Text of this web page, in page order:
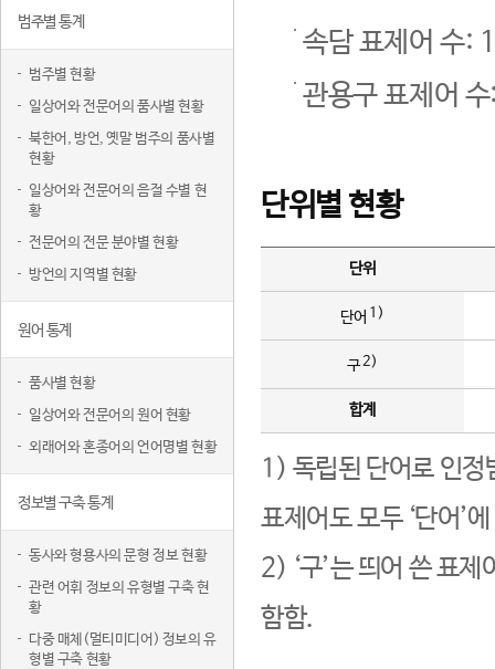
범주별 통계
범주별 현황
일상어와 전문어의 품사별 현황
북한어, 방언, 옛말 범주의 품사별
현황
일상어와 전문어의 음절 수별 현
황
전문어의 전문 분야별 현황
방언의 지역별 현황
원어 통계
품사별 현황
일상어와 전문어의 원어 현황
외래어와 혼종어의 언어명별 현황
정보별 구축 통계
동사와 형용사의 문형 정보 현황
관련 어휘 정보의 유형별 구축 현
황
다중 매체(멀티미디어) 정보의 유
형별 구축 현황
속담 표제어 수:
관용구 표제어
단위별 현황
단위
단어 1)
구2)
합계
1) 독립된 단어로 인정
표제어도 모두 ‘단어’
2) ‘구’는 띄어 쓴 표
함함.